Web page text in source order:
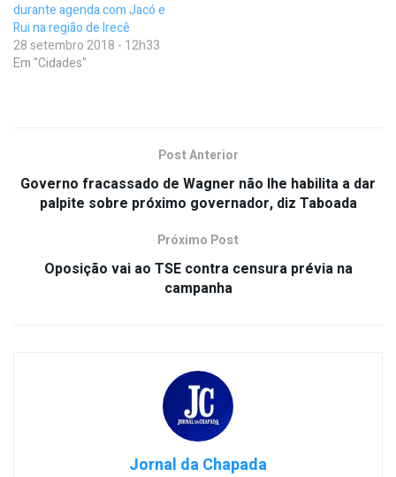
durante agenda com Jacó e
Rui na região de Irecê
28 setembro 2018 - 12h33
Em "Cidades"
Post Anterior
Governo fracassado de Wagner não lhe habilita a dar
palpite sobre próximo governador, diz Taboada
Próximo Post
Oposição vai ao TSE contra censura prévia na
campanha
Jornal da Chapada